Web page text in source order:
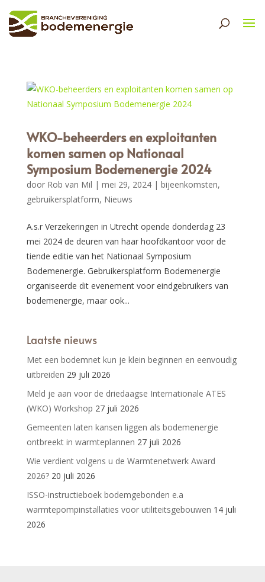
WKO-beheerders en exploitanten
komen samen op Nationaal
Symposium Bodemenergie 2024
door Rob van Mil | mei 29, 2024| bijeenkomsten,
gebruikersplatform, Nieuws
A.s.r Verzekeringen in Utrecht opende donderdag 23
mei 2024 de deuren van haar hoofdkantoor voor de
tiende editie van het Nationaal Symposium
Bodemenergie. Gebruikersplatform Bodemenergie
organiseerde dit evenement voor eindgebruikers van
bodemenergie, maar ook...
Laatste nieuws
Met een bodemnet kun je klein beginnen en eenvoudig
uitbreiden 29 juli 2026
Meld je aan voor de driedaagse Internationale ATES
(WKO) Workshop 27 juli 2026
Gemeenten laten kansen liggen als bodemenergie
ontbreekt in warmteplannen 27 juli 2026
Wie verdient volgens u de Warmtenetwerk Award
2026? 20 juli 2026
ISSO-instructieboek bodemgebonden e.a
warmtepompinstallaties voor utiliteitsgebouwen 14 juli
2026